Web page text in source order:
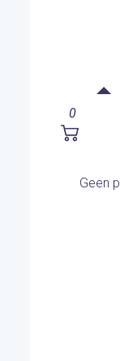
0
Geen